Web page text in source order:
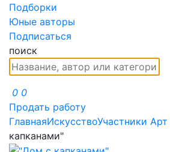
Подборки
Юные авторы
Подписаться
поиск
0 0
Продать работу
ГлавнаяИскусствоУчастники
капканами"